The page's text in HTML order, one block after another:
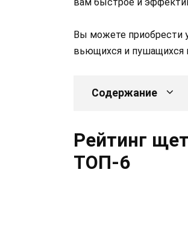
Вы можете приобрести
вьющихся и пушащихся
Содержание
Рейтинг
ТОП-6